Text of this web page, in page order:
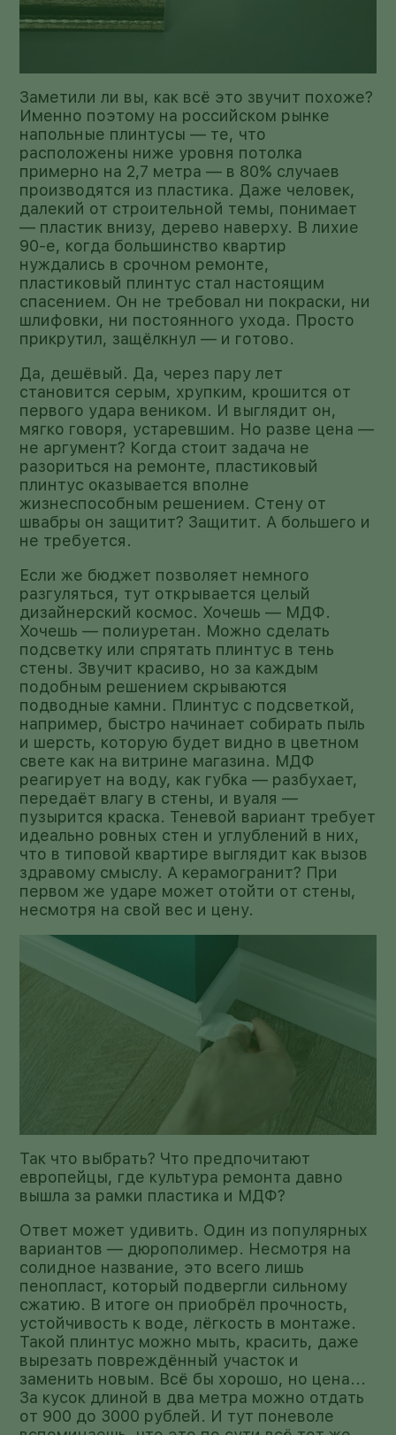
Заметили ли вы, как всё это звучит похоже?
Именно поэтому на российском рынке
напольные плинтусы — те, что
расположены ниже уровня потолка
примерно на 2,7 метра — в 80% случаев
производятся из пластика. Даже человек,
далекий от строительной темы, понимает
— пластик внизу, дерево наверху. В лихие
90-е, когда большинство квартир
нуждались в срочном ремонте,
пластиковый плинтус стал настоящим
спасением. Он не требовал ни покраски, ни
шлифовки, ни постоянного ухода. Просто
прикрутил, защёлкнул — и готово.
Да, дешёвый. Да, через пару лет
становится серым, хрупким, крошится от
первого удара веником. И выглядит он,
мягко говоря, устаревшим. Но разве цена —
не аргумент? Когда стоит задача не
разориться на ремонте, пластиковый
плинтус оказывается вполне
жизнеспособным решением. Стену от
швабры он защитит? Защитит. А большего и
не требуется.
Если же бюджет позволяет немного
разгуляться, тут открывается целый
дизайнерский космос. Хочешь — МДФ.
Хочешь — полиуретан. Можно сделать
подсветку или спрятать плинтус в тень
стены. Звучит красиво, но за каждым
подобным решением скрываются
подводные камни. Плинтус с подсветкой,
например, быстро начинает собирать пыль
и шерсть, которую будет видно в цветном
свете как на витрине магазина. МДФ
реагирует на воду, как губка — разбухает,
передаёт влагу в стены, и вуаля —
пузырится краска. Теневой вариант требует
идеально ровных стен и углублений в них,
что в типовой квартире выглядит как вызов
здравому смыслу. А керамогранит? При
первом же ударе может отойти от стены,
несмотря на свой вес и цену.
Так что выбрать? Что предпочитают
европейцы, где культура ремонта давно
вышла за рамки пластика и МДФ?
Ответ может удивить. Один из популярных
вариантов — дюрополимер. Несмотря на
солидное название, это всего лишь
пенопласт, который подвергли сильному
сжатию. В итоге он приобрёл прочность,
устойчивость к воде, лёгкость в монтаже.
Такой плинтус можно мыть, красить, даже
вырезать повреждённый участок и
заменить новым. Всё бы хорошо, но цена...
За кусок длиной в два метра можно отдать
от 900 до 3000 рублей. И тут поневоле